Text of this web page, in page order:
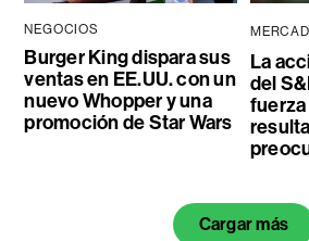
NEGOCIOS
Burger King dispara sus
ventas en EE.UU. con un
nuevo Whopper y una
promoción de Star Wars
La
del
Cargar más